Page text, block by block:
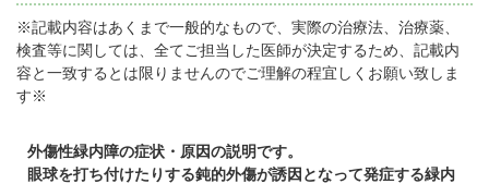
い
診察の流れ
リンク
よくある質問
パンフレットのダウンロード
点眼液・眼軟膏について
コンタクトレンズ診療
コンタクトレンズの種類と特徴
しばらく眼科受診していない方
へ
初めてコンタクトレンズを使う
※記載内容はあくまで一般的なもので、実際の治療法、治療薬、
検査等に関しては、全てご担当した医師が決定するため、記載内
容と一致するとは限りませんのでご理解の程宜しくお願い致しま
す※
外傷性緑内障の症状・原因の説明です。
眼球を打ち付けたりする鈍的外傷が誘因となって発症する緑内